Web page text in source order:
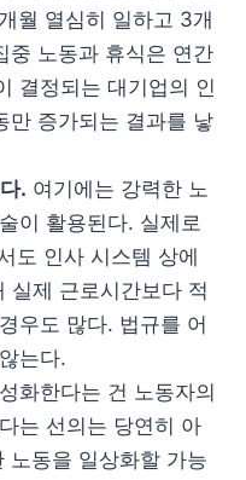
월 열심히 일하고 3개
중 노동과 휴식은 연간
결정되는 대기업의 인
만 증가되는 결과를 낳
. 여기에는 강력한 노
이 활용된다. 실제로
도 인사 시스템 상에
실제 근로시간보다 적
우도 많다. 법규를 어
는다.
화한다는 건 노동자의
는 선의는 당연히 아
노동을 일상화할 가능